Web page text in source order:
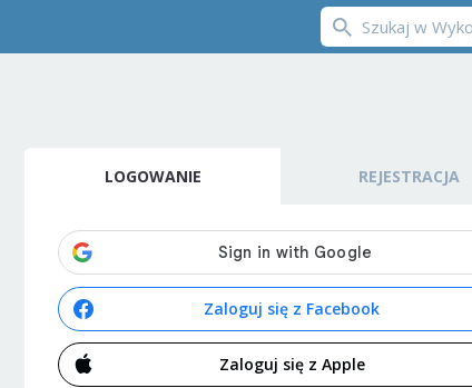
LOGOWANIE REJESTRACJA
Zaloguj się z Facebook
Zaloguj się z Apple